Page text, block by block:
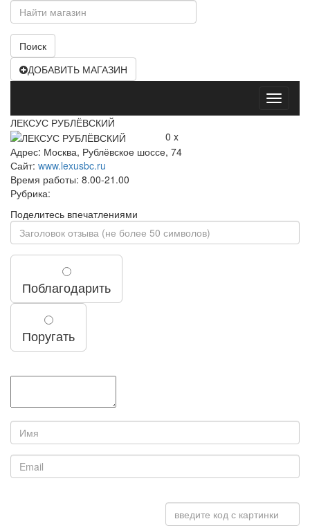
Поиск
ДОБАВИТЬ МАГАЗИН
Открыть
меню
ЛЕКСУС РУБЛЁВСКИЙ
0 x
Адрес: Москва, Рублёвское шоссе, 74
Сайт: www.lexusbc.ru
Время работы: 8.00-21.00
Рубрика:
Поделитесь впечатлениями
Поблагодарить
Поругать